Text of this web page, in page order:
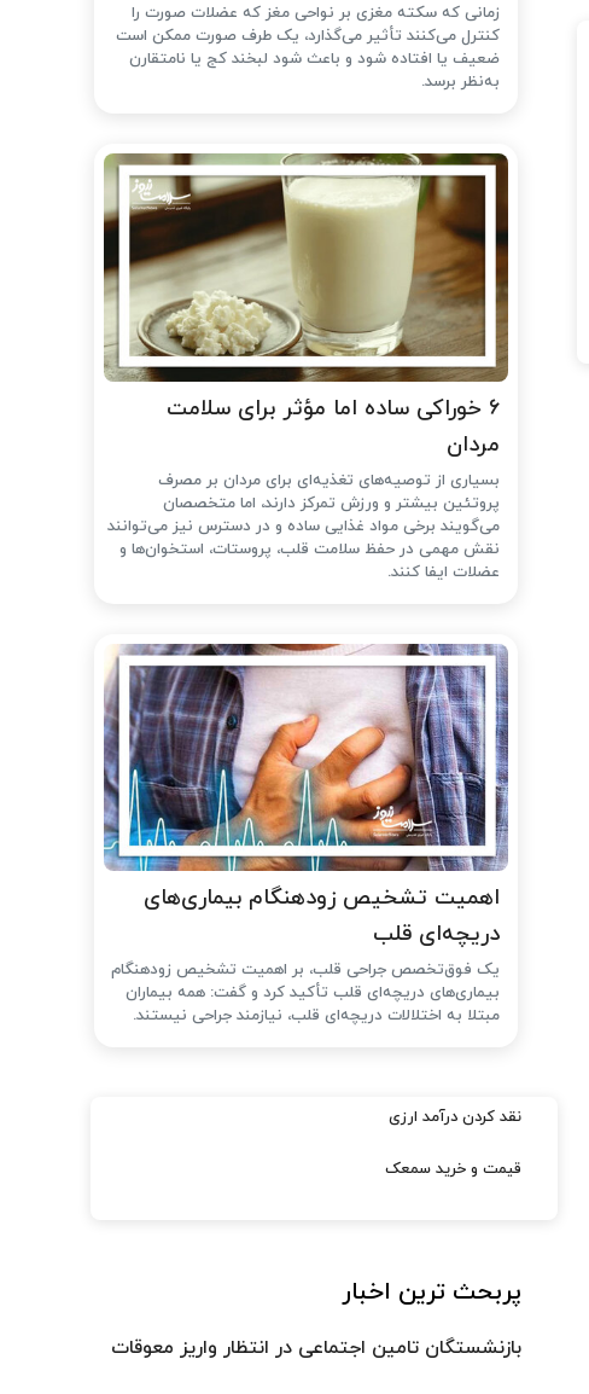
زمانی که سکته مغزی بر نواحی مغز که عضلات صورت را
کنترل می‌کنند تأثیر می‌گذارد، یک طرف صورت ممکن است
ضعیف یا افتاده شود و باعث شود لبخند کج یا نامتقارن
به‌نظر برسد.
۶ خوراکی ساده اما مؤثر برای سلامت
مردان
بسیاری از توصیه‌های تغذیه‌ای برای مردان بر مصرف
پروتئین بیشتر و ورزش تمرکز دارند، اما متخصصان
می‌گویند برخی مواد غذایی ساده و در دسترس نیز می‌توانند
نقش مهمی در حفظ سلامت قلب، پروستات، استخوان‌ها و
عضلات ایفا کنند.
اهمیت تشخیص زودهنگام بیماری‌های
دریچه‌ای قلب
یک فوق‌تخصص جراحی قلب، بر اهمیت تشخیص زودهنگام
بیماری‌های دریچه‌ای قلب تأکید کرد و گفت: همه بیماران
مبتلا به اختلالات دریچه‌ای قلب، نیازمند جراحی نیستند.
نقد کردن درآمد ارزی
قیمت و خرید سمعک
پربحث ترین اخبار
بازنشستگان تامین اجتماعی در انتظار واریز معوقات